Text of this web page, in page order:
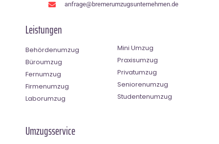
anfrage@bremerumzugsunternehmen.de
Leistungen
Behördenumzug
Büroumzug
Fernumzug
Firmenumzug
Laborumzug
Mini Umzug
Praxisumzug
Privatumzug
Seniorenumzug
Studentenumzug
Umzugsservice